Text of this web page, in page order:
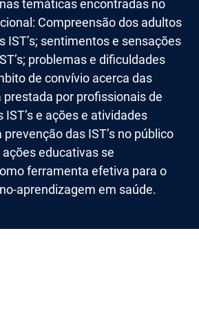
temáticas encontradas no
Compreensão dos adultos
IST’s; sentimentos e sensações
problemas e dificuldades
de convívio acerca das
prestada por profissionais de
IST’s e ações e atividades
das IST’s no público
educativas se
ferramenta efetiva para o
aprendizagem em saúde.